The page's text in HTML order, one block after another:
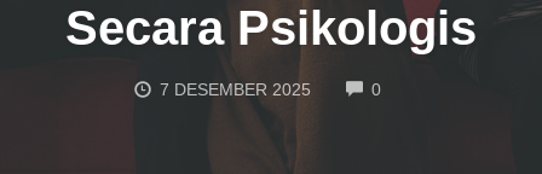
Secara Psikologis
7 DESEMBER 2025 0COMMENTS